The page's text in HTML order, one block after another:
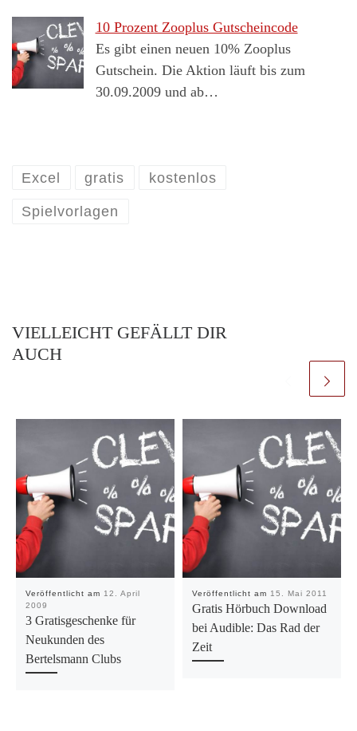
10 Prozent Zooplus Gutscheincode
Es gibt einen neuen 10% Zooplus
Gutschein. Die Aktion läuft bis zum
30.09.2009 und ab…
Excel gratis kostenlos
Spielvorlagen
VIELLEICHT GEFÄLLT DIR
AUCH
Veröffentlicht am 12. April
2009
3 Gratisgeschenke für
Neukunden des
Bertelsmann Clubs
Veröffentlicht am 15. Mai 2011
Gratis Hörbuch Download
bei Audible: Das Rad der
Zeit